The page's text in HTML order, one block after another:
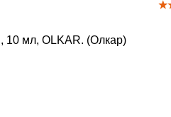
10 мл, OLKAR. (Олкар)